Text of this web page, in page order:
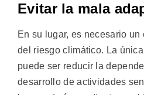
Evitar la mala
En su lugar, es necesario
del riesgo climático. La
puede ser reducir la
desarrollo de actividades